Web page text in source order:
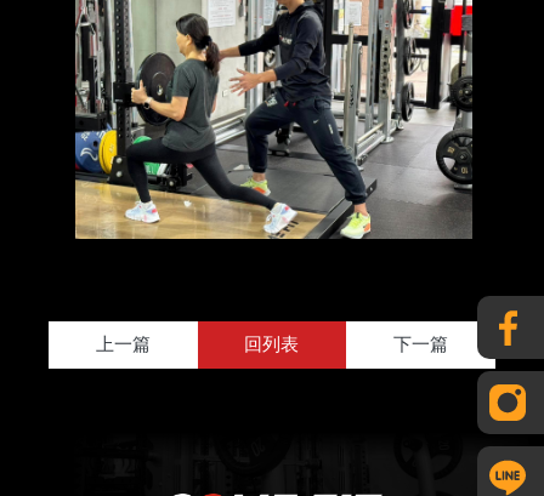
上一篇 回列表 下一篇